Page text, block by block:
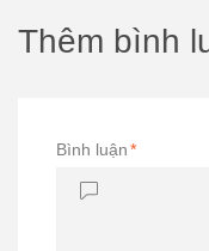
Thêm bình
Bình luận*